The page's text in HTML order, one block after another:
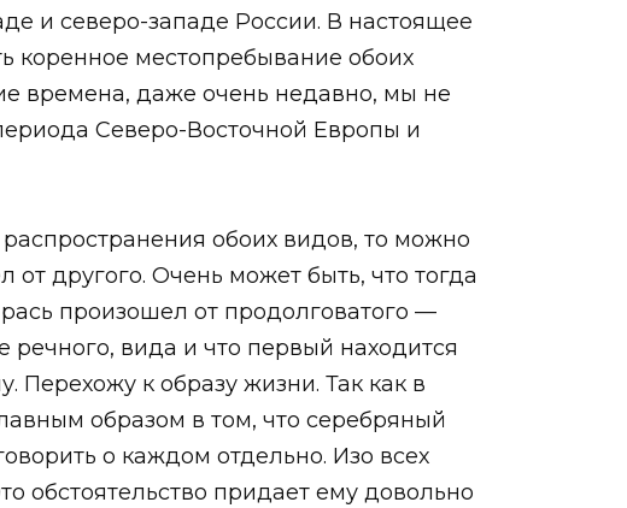
и северо-западе России. В настоящее
коренное местопребывание обоих
времена, даже очень недавно, мы не
Северо-Восточной Европы и
обоих видов, то можно
другого. Очень может быть, что тогда
произошел от продолговатого —
вида и что первый находится
Перехожу к образу жизни. Так как в
образом в том, что серебряный
о каждом отдельно. Изо всех
обстоятельство придает ему довольно